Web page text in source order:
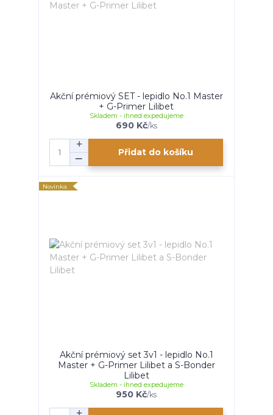
Akční prémiový SET - lepidlo No.1 Master
+ G-Primer Lilibet
690 Kč/ks
Skladem - ihned expedujeme
Přidat do košíku
Novinka
Akční prémiový set 3v1 - lepidlo No.1
Master + G-Primer Lilibet a S-Bonder
Lilibet
950 Kč/ks
Skladem - ihned expedujeme